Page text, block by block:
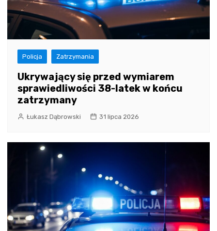
Policja Zatrzymania
Ukrywający się przed wymiarem
sprawiedliwości 38-latek w końcu
zatrzymany
Łukasz Dąbrowski 31 lipca 2026